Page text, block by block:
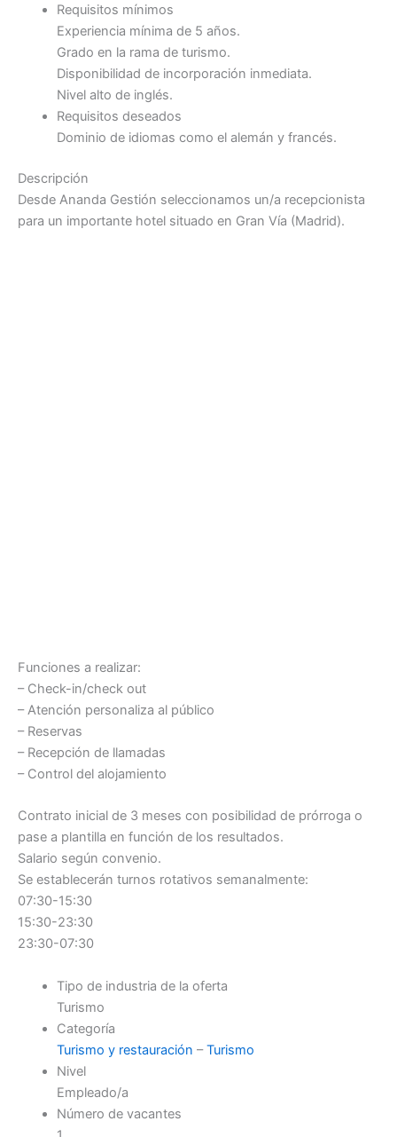
Requisitos mínimos
Experiencia mínima de 5 años.
Grado en la rama de turismo.
Disponibilidad de incorporación inmediata.
Nivel alto de inglés.
Requisitos deseados
Dominio de idiomas como el alemán y francés.
Descripción
Desde Ananda Gestión seleccionamos un/a recepcionista
para un importante hotel situado en Gran Vía (Madrid).
Funciones a realizar:
– Check-in/check out
– Atención personaliza al público
– Reservas
– Recepción de llamadas
– Control del alojamiento
Contrato inicial de 3 meses con posibilidad de prórroga o
pase a plantilla en función de los resultados.
Salario según convenio.
Se establecerán turnos rotativos semanalmente:
07:30-15:30
15:30-23:30
23:30-07:30
Tipo de industria de la oferta
Turismo
Categoría
Turismo y restauración –Turismo
Nivel
Empleado/a
Número de vacantes